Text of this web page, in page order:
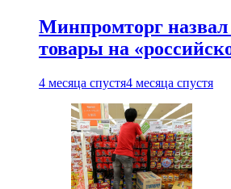
Минпромторг
товары на
4 месяца спустя4 месяца спустя